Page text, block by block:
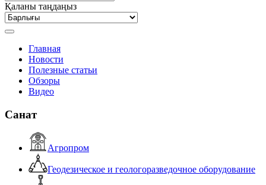
Қаланы таңдаңыз
Главная
Новости
Полезные статьи
Обзоры
Видео
Санат
Агропром
Геодезическое и геологоразведочное оборудование